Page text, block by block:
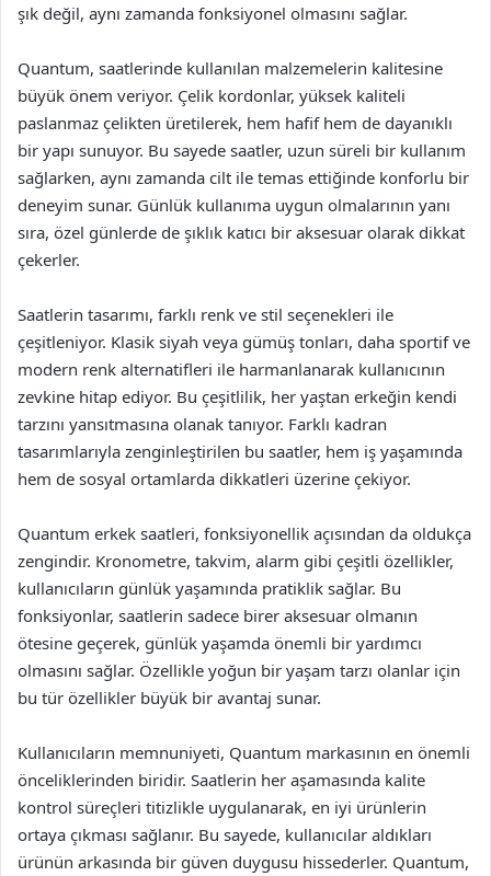
şık değil, aynı zamanda fonksiyonel olmasını sağlar.
Quantum, saatlerinde kullanılan malzemelerin kalitesine
büyük önem veriyor. Çelik kordonlar, yüksek kaliteli
paslanmaz çelikten üretilerek, hem hafif hem de dayanıklı
bir yapı sunuyor. Bu sayede saatler, uzun süreli bir kullanım
sağlarken, aynı zamanda cilt ile temas ettiğinde konforlu bir
deneyim sunar. Günlük kullanıma uygun olmalarının yanı
sıra, özel günlerde de şıklık katıcı bir aksesuar olarak dikkat
çekerler.
Saatlerin tasarımı, farklı renk ve stil seçenekleri ile
çeşitleniyor. Klasik siyah veya gümüş tonları, daha sportif ve
modern renk alternatifleri ile harmanlanarak kullanıcının
zevkine hitap ediyor. Bu çeşitlilik, her yaştan erkeğin kendi
tarzını yansıtmasına olanak tanıyor. Farklı kadran
tasarımlarıyla zenginleştirilen bu saatler, hem iş yaşamında
hem de sosyal ortamlarda dikkatleri üzerine çekiyor.
Quantum erkek saatleri, fonksiyonellik açısından da oldukça
zengindir. Kronometre, takvim, alarm gibi çeşitli özellikler,
kullanıcıların günlük yaşamında pratiklik sağlar. Bu
fonksiyonlar, saatlerin sadece birer aksesuar olmanın
ötesine geçerek, günlük yaşamda önemli bir yardımcı
olmasını sağlar. Özellikle yoğun bir yaşam tarzı olanlar için
bu tür özellikler büyük bir avantaj sunar.
Kullanıcıların memnuniyeti, Quantum markasının en önemli
önceliklerinden biridir. Saatlerin her aşamasında kalite
kontrol süreçleri titizlikle uygulanarak, en iyi ürünlerin
ortaya çıkması sağlanır. Bu sayede, kullanıcılar aldıkları
ürünün arkasında bir güven duygusu hissederler. Quantum,